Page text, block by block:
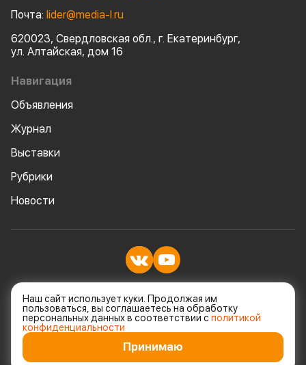
Навигация
Объявления
Журнал
Выставки
Рубрики
Новости
Почта: lider@media-l.ru
620023, Свердловская обл., г. Екатеринбург,
ул. Алтайская, дом 16
© Все права защищены
Политика конфеденциальности
Разработка и дизайн
Наш сайт использует куки. Продолжая им
пользоваться, вы соглашаетесь на обработку
персональных данных в соответствии с политикой
конфиденциальности
Принимаю